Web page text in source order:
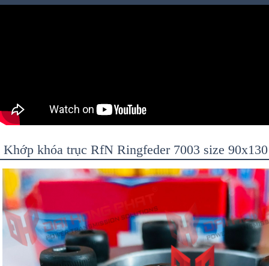
Khớp khóa trục RfN Ringfeder 7003 size 90x130